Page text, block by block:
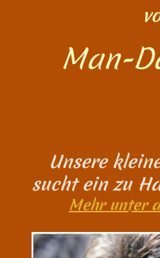
Man-
Unsere
sucht ein zu
Mehr unter